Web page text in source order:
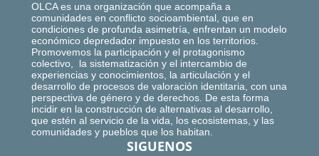
OLCA es una organización que acompaña a
comunidades en conflicto socioambiental, que en
condiciones de profunda asimetría, enfrentan un modelo
económico depredador impuesto en los territorios.
Promovemos la participación y el protagonismo
colectivo, la sistematización y el intercambio de
experiencias y conocimientos, la articulación y el
desarrollo de procesos de valoración identitaria, con una
perspectiva de género y de derechos. De esta forma
incidir en la construcción de alternativas al desarrollo,
que estén al servicio de la vida, los ecosistemas, y las
comunidades y pueblos que los habitan.
SIGUENOS